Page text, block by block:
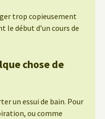
trop copieusement
le début d’un cours de
chose de
un essui de bain. Pour
ou comme